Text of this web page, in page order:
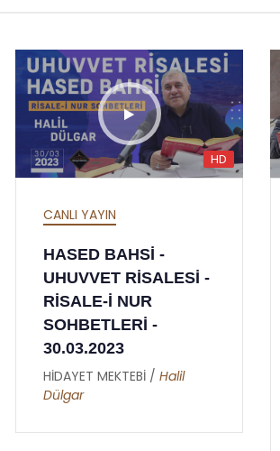
HD
CANLI YAYIN
HASED BAHSİ -
UHUVVET RİSALESİ -
RİSALE-İ NUR
SOHBETLERİ -
30.03.2023
HİDAYET MEKTEBİ /Halil
Dülgar
HD
ALLAH'IN İSİMLERİ
ESMA-ÜL HÜSNA -
ER RAHMAN - 02
HİDAYET MEKTEBİ /Esma-ül
Hüsna